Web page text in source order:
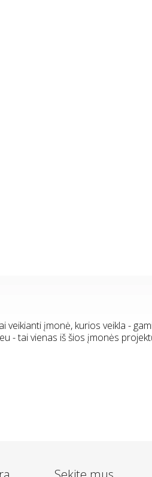
veikianti įmonė, kurios veikla -
- tai vienas iš šios įmonės